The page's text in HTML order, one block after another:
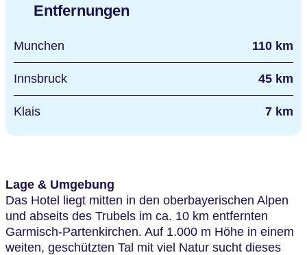
Entfernungen
Munchen 110 km
Innsbruck 45 km
Klais 7 km
Lage & Umgebung
Das Hotel liegt mitten in den oberbayerischen Alpen
und abseits des Trubels im ca. 10 km entfernten
Garmisch-Partenkirchen. Auf 1.000 m Höhe in einem
weiten, geschützten Tal mit viel Natur sucht dieses